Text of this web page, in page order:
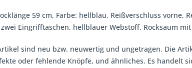
59 cm, Farbe: hellblau, Reißverschluss
Eingrifftaschen, hellblauer Webstoff, Rocksaum
sind neu bzw. neuwertig und ungetragen. Die
oder fehlende Knöpfe, und ähnliches. Es handelt